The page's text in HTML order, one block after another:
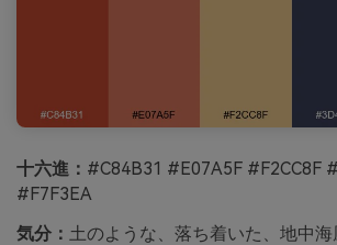
十六進： #C84B31 #E07A5F #F2CC8F
#F7F3EA
気分： 土のような、落ち着いた、地中海